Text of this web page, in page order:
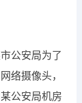
公安局为了
络摄像头，
公安局机房